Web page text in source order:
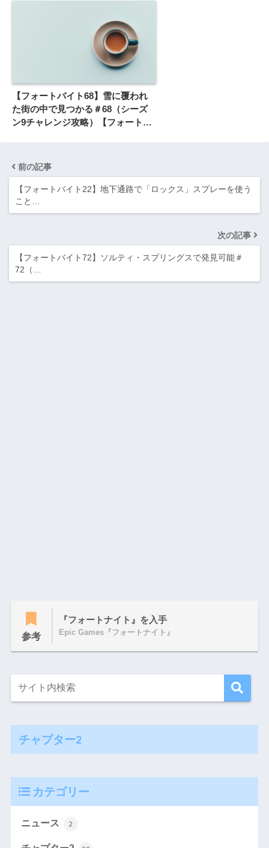
【フォートバイト68】雪に覆われ
た街の中で見つかる＃68（シーズ
ン9チャレンジ攻略）【フォートナ
前の記事
【フォートバイト22】地下通路で「ロックス」スプレーを使う
こと…
次の記事
【フォートバイト72】ソルティ・スプリングスで発見可能＃
72（…
参考
『フォートナイト』を入手
Epic Games『フォートナイト』
チャプター2
カテゴリー
ニュース 2